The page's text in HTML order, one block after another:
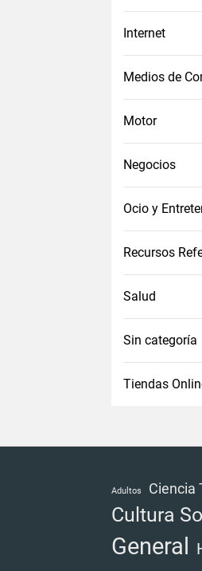
Internet
Medios de
Motor
Negocios
Ocio y
Recursos
Salud
Sin categoría
Tiendas
Adultos Ciencia
Cultura
General